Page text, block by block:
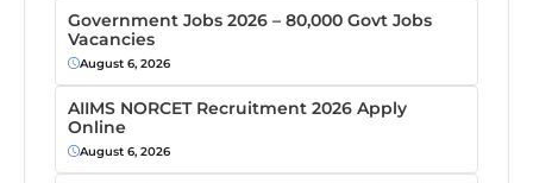
Government Jobs 2026 – 80,000 Govt Jobs
Vacancies
August 6, 2026
AIIMS NORCET Recruitment 2026 Apply
Online
August 6, 2026